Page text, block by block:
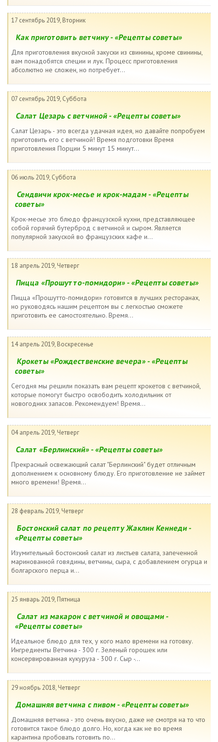
17 сентябрь 2019, Вторник
Как приготовить ветчину - «Рецепты советы»
Для приготовления вкусной закуски из свинины, кроме свинины,
вам понадобятся специи и лук. Процесс приготовления
абсолютно не сложен, но потребует...
07 сентябрь 2019, Суббота
Салат Цезарь с ветчиной - «Рецепты советы»
Салат Цезарь - это всегда удачная идея, но давайте попробуем
приготовить его с ветчиной! Время подготовки Время
приготовления Порции 5 минут 15 минут...
06 июль 2019, Суббота
Сендвичи крок-месье и крок-мадам - «Рецепты
советы»
Крок-месье это блюдо французской кухни, представляющее
собой горячий бутерброд с ветчиной и сыром. Является
популярной закуской во французских кафе и...
18 апрель 2019, Четверг
Пицца «Прошутто-помидори» - «Рецепты советы»
Пицца «Прошутто-помидори» готовится в лучших ресторанах,
но руководясь нашим рецептом вы с легкостью сможете
приготовить ее самостоятельно. Время...
14 апрель 2019, Воскресенье
Крокеты «Рождественские вечера» - «Рецепты
советы»
Сегодня мы решили показать вам рецепт крокетов с ветчиной,
которые помогут быстро освободить холодильник от
новогодних запасов. Рекомендуем! Время...
04 апрель 2019, Четверг
Салат «Берлинский» - «Рецепты советы»
Прекрасный освежающий салат "Берлинский" будет отличным
дополнением к основному блюду. Его приготовление не займет
много времени! Время...
28 февраль 2019, Четверг
Бостонский салат по рецепту Жаклин Кеннеди -
«Рецепты советы»
Изумительный бостонский салат из листьев салата, запеченной
маринованной говядины, ветчины, сыра, с добавлением огурца и
болгарского перца и...
25 январь 2019, Пятница
Салат из макарон с ветчиной и овощами -
«Рецепты советы»
Идеальное блюдо для тех, у кого мало времени на готовку.
Ингредиенты Ветчина - 300 г. Зеленый горошек или
консервированная кукуруза - 300 г. Сыр -...
29 ноябрь 2018, Четверг
Домашняя ветчина с пивом - «Рецепты советы»
Домашняя ветчина - это очень вкусно, даже не смотря на то что
готовится такое блюдо долго. Но, когда как не во время
карантина пробовать готовить по...